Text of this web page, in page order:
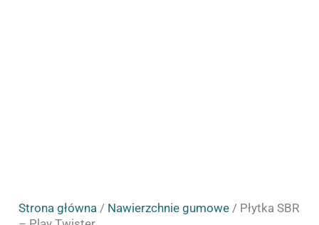
Strona główna / Nawierzchnie gumowe / Płytka SBR